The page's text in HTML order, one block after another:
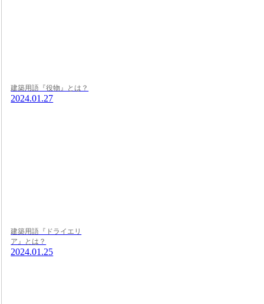
建築用語『役物』とは？
2024.01.27
建築用語『ドライエリ
ア』とは？
2024.01.25